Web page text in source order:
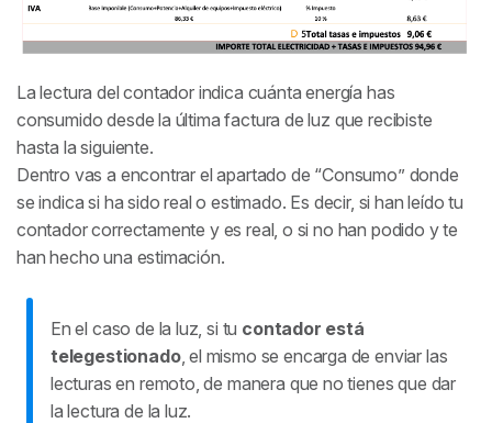
La lectura del contador indica cuánta energía has
consumido desde la última factura de luz que recibiste
hasta la siguiente.
Dentro vas a encontrar el apartado de “Consumo” donde
se indica si ha sido real o estimado. Es decir, si han leído tu
contador correctamente y es real, o si no han podido y te
han hecho una estimación.
En el caso de la luz, si tu contador está
telegestionado, el mismo se encarga de enviar las
lecturas en remoto, de manera que no tienes que dar
la lectura de la luz.